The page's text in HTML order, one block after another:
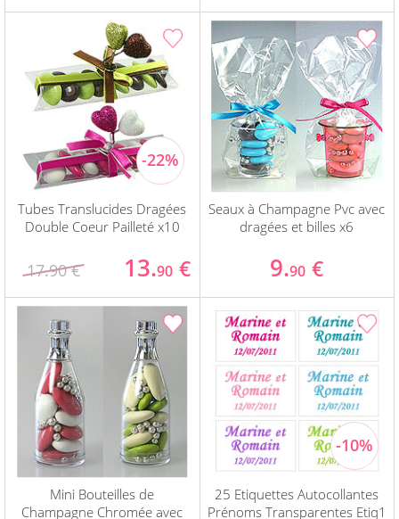
Tubes Translucides Dragées
Double Coeur Pailleté x10
17.90 € 13.90 €
Seaux à Champagne Pvc avec
dragées et billes x6
9.90 €
Mini Bouteilles de
Champagne Chromée avec
25 Etiquettes Autocollantes
Prénoms Transparentes Etiq1